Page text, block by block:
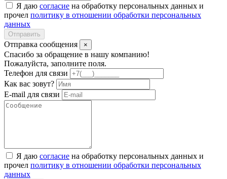
Я даю согласие на обработку персональных данных и
прочел политику в отношении обработки персональных
данных
Отправить
Отправка сообщения ×
Спасибо за обращение в нашу компанию!
Пожалуйста, заполните поля.
Телефон для связи
Как вас зовут?
E-mail для связи
Я даю согласие на обработку персональных данных и
прочел политику в отношении обработки персональных
данных